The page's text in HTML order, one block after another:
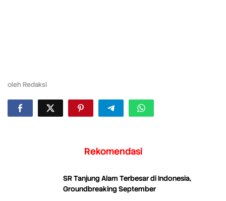
oleh Redaksi
Rekomendasi
SR Tanjung Alam Terbesar di Indonesia,
Groundbreaking September